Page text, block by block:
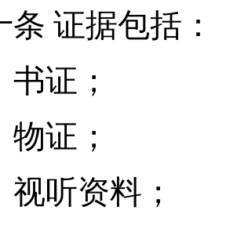
条 证据包括：
书证；
物证；
视听资料；